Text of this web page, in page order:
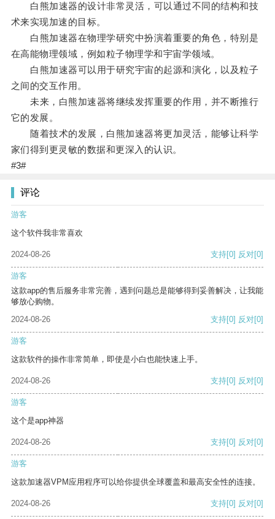
白熊加速器的设计非常灵活，可以通过不同的结构和技
术来实现加速的目标。
白熊加速器在物理学研究中扮演着重要的角色，特别是
在高能物理领域，例如粒子物理学和宇宙学领域。
白熊加速器可以用于研究宇宙的起源和演化，以及粒子
之间的交互作用。
未来，白熊加速器将继续发挥重要的作用，并不断推行
它的发展。
随着技术的发展，白熊加速器将更加灵活，能够让科学
家们得到更灵敏的数据和更深入的认识。
#3#
评论
游客
这个软件我非常喜欢
2024-08-26 支持[0] 反对[0]
游客
这款app的售后服务非常完善，遇到问题总是能够得到妥善解决，让我能
够放心购物。
2024-08-26
支持[0] 反对[0]
游客
这款软件的操作非常简单，即使是小白也能快速上手。
2024-08-26 支持[0] 反对[0]
游客
这个是app神器
2024-08-26 支持[0] 反对[0]
游客
这款加速器VPM应用程序可以给你提供全球覆盖和最高安全性的连接。
2024-08-26 支持[0] 反对[0]